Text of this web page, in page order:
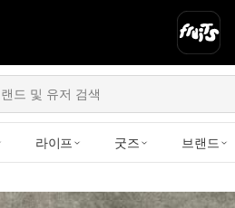
드 및 유저 검색
라이프 굿즈 브랜드